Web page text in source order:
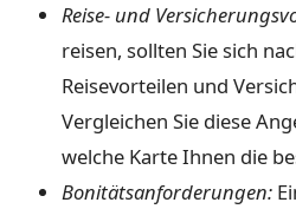
Reise- und
reisen, sollten Sie sich
Reisevorteilen und
Vergleichen Sie diese
welche Karte Ihnen die
Bonitätsanforderungen: